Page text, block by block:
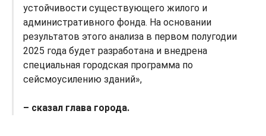
устойчивости существующего жилого и
административного фонда. На основании
результатов этого анализа в первом полугодии
2025 года будет разработана и внедрена
специальная городская программа по
сейсмоусилению зданий»,
– сказал глава города.